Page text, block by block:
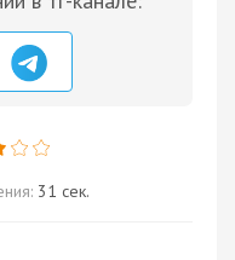
31 сек.